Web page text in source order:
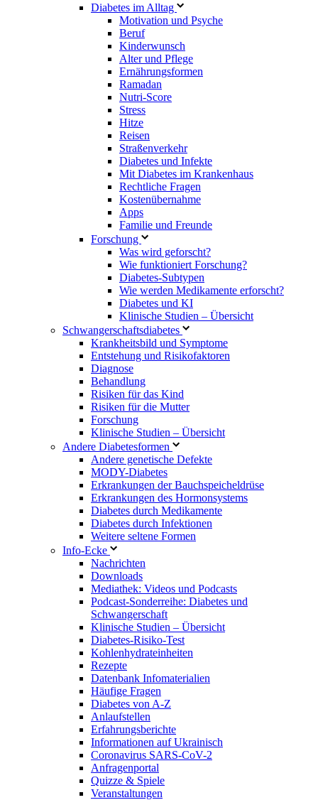
Diabetes im Alltag
Motivation und Psyche
Beruf
Kinderwunsch
Alter und Pflege
Ernährungsformen
Ramadan
Nutri-Score
Stress
Hitze
Reisen
Straßenverkehr
Diabetes und Infekte
Mit Diabetes im Krankenhaus
Rechtliche Fragen
Kostenübernahme
Apps
Familie und Freunde
Forschung
Was wird geforscht?
Wie funktioniert Forschung?
Diabetes-Subtypen
Wie werden Medikamente erforscht?
Diabetes und KI
Klinische Studien – Übersicht
Schwangerschaftsdiabetes
Krankheitsbild und Symptome
Entstehung und Risikofaktoren
Diagnose
Behandlung
Risiken für das Kind
Risiken für die Mutter
Forschung
Klinische Studien – Übersicht
Andere Diabetesformen
Andere genetische Defekte
MODY-Diabetes
Erkrankungen der Bauchspeicheldrüse
Erkrankungen des Hormonsystems
Diabetes durch Medikamente
Diabetes durch Infektionen
Weitere seltene Formen
Info-Ecke
Nachrichten
Downloads
Mediathek: Videos und Podcasts
Podcast-Sonderreihe: Diabetes und
Schwangerschaft
Klinische Studien – Übersicht
Diabetes-Risiko-Test
Kohlenhydrateinheiten
Rezepte
Datenbank Infomaterialien
Häufige Fragen
Diabetes von A-Z
Anlaufstellen
Erfahrungsberichte
Informationen auf Ukrainisch
Coronavirus SARS-CoV-2
Anfragenportal
Quizze & Spiele
Veranstaltungen